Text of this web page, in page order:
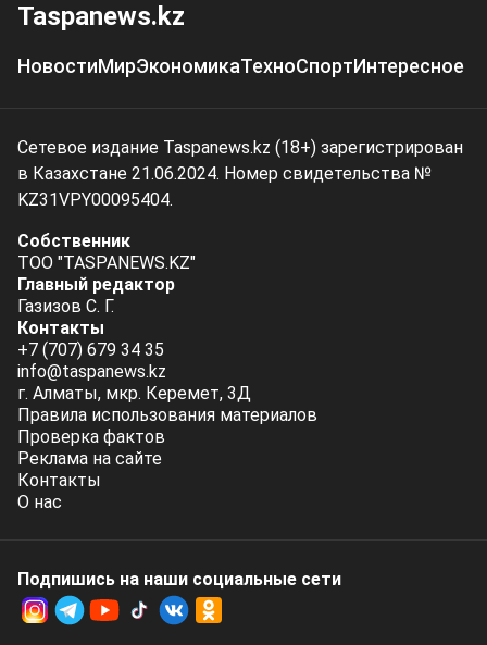
Taspanews.kz
НовостиМирЭкономикаТехноСпортИнтересное
Сетевое издание Taspanews.kz (18+) зарегистрирован
в Казахстане 21.06.2024. Номер свидетельства №
KZ31VPY00095404.
Собственник
ТОО "TASPANEWS.KZ"
Главный редактор
Газизов С. Г.
Контакты
+7 (707) 679 34 35
info@taspanews.kz
г. Алматы, мкр. Керемет, 3Д
Правила использования материалов
Проверка фактов
Реклама на сайте
Контакты
О нас
Подпишись на наши социальные cети